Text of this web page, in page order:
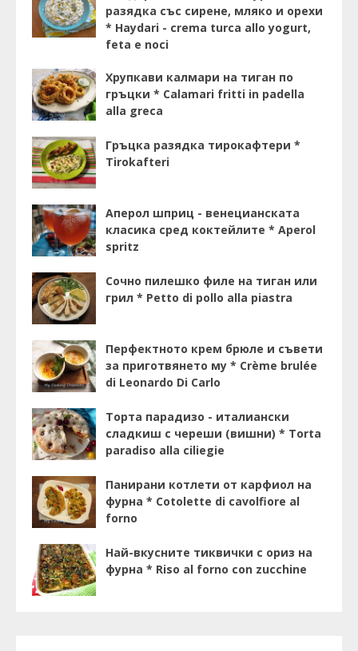
разядка със сирене, мляко и орехи
* Haydari - crema turca allo yogurt,
feta e noci
Хрупкави калмари на тиган по
гръцки * Calamari fritti in padella
alla greca
Гръцка разядка тирокафтери *
Tirokafteri
Аперол шприц - венецианската
класика сред коктейлите * Aperol
spritz
Сочно пилешко филе на тиган или
грил * Petto di pollo alla piastra
Перфектното крем брюле и съвети
за приготвянето му * Crème brulée
di Leonardo Di Carlo
Торта парадизо - италиански
сладкиш с череши (вишни) * Torta
paradiso alla ciliegie
Панирани котлети от карфиол на
фурна * Cotolette di cavolfiore al
forno
Най-вкусните тиквички с ориз на
фурна * Riso al forno con zucchine